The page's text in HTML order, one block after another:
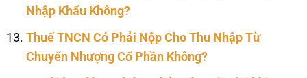
Nhập Khẩu Không?
Thuế TNCN Có Phải Nộp Cho Thu Nhập Từ
Chuyển Nhượng Cổ Phần Không?